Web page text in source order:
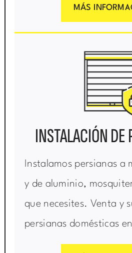
MÁS
INSTALACIÓN DE
Instalamos persianas a
y de aluminio,
que necesites. Venta y
persianas domésticas